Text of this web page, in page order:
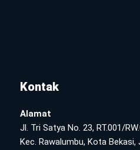
Kontak
Alamat
Jl. Tri Satya No. 23, RT.001/
Kec. Rawalumbu, Kota